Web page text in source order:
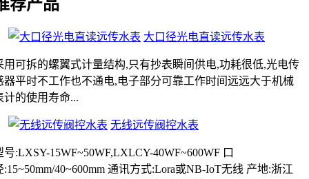
荐产品
大口径光电直读远传水表
用可拆的螺翼式计量结构,只有抄表瞬间供电,功耗很低,光电传
器平时不工作也不通电,电子部分可靠工作时间远远大于机械
计的使用寿命...
无线远传阀控水表
号:LXSY-15WF~50WF,LXLCY-40WF~600WF 口
:15~50mm/40~600mm 通讯方式:Lora或NB-IoT无线 产地:浙江